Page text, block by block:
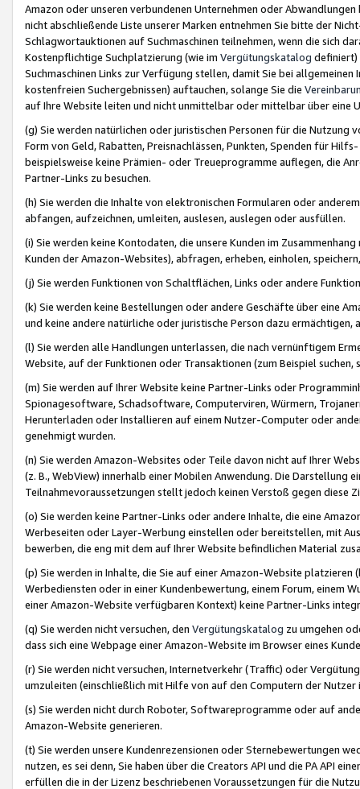
Amazon oder unseren verbundenen Unternehmen oder
nicht abschließende Liste unserer Marken entnehmen Sie bitte der
Schlagwortauktionen auf Suchmaschinen teilnehmen, wenn die sich
Kostenpflichtige Suchplatzierung (wie im Vergütungskatalog definiert)
Suchmaschinen Links zur Verfügung stellen, damit Sie bei
kostenfreien Suchergebnissen) auftauchen, solange Sie die
auf Ihre Website leiten und nicht unmittelbar oder mittelbar über eine
(g) Sie werden natürlichen oder juristischen Personen für die Nutzung
Form von Geld, Rabatten, Preisnachlässen, Punkten, Spenden für
beispielsweise keine Prämien- oder Treueprogramme auflegen, die
Partner-Links zu besuchen.
(h) Sie werden die Inhalte von elektronischen Formularen oder
abfangen, aufzeichnen, umleiten, auslesen, auslegen oder ausfüllen.
(i) Sie werden keine Kontodaten, die unsere Kunden im
Kunden der Amazon-Websites), abfragen, erheben, einholen,
(j) Sie werden Funktionen von Schaltflächen, Links oder andere
(k) Sie werden keine Bestellungen oder andere Geschäfte über eine
und keine andere natürliche oder juristische Person dazu
(l) Sie werden alle Handlungen unterlassen, die nach vernünftigem
Website, auf der Funktionen oder Transaktionen (zum Beispiel
(m) Sie werden auf Ihrer Website keine Partner-Links oder
Spionagesoftware, Schadsoftware, Computerviren, Würmern,
Herunterladen oder Installieren auf einem Nutzer-Computer oder
genehmigt wurden.
(n) Sie werden Amazon-Websites oder Teile davon nicht auf Ihrer
(z. B., WebView) innerhalb einer Mobilen Anwendung. Die Darstellung
Teilnahmevoraussetzungen stellt jedoch keinen Verstoß gegen diese
(o) Sie werden keine Partner-Links oder andere Inhalte, die eine
Werbeseiten oder Layer-Werbung einstellen oder bereitstellen, mit
bewerben, die eng mit dem auf Ihrer Website befindlichen Material
(p) Sie werden in Inhalte, die Sie auf einer Amazon-Website
Werbediensten oder in einer Kundenbewertung, einem Forum, einem
einer Amazon-Website verfügbaren Kontext) keine Partner-Links
(q) Sie werden nicht versuchen, den Vergütungskatalog zu umgehen
dass sich eine Webpage einer Amazon-Website im Browser eines
(r) Sie werden nicht versuchen, Internetverkehr (Traffic) oder
umzuleiten (einschließlich mit Hilfe von auf den Computern der
(s) Sie werden nicht durch Roboter, Softwareprogramme oder auf
Amazon-Website generieren.
(t) Sie werden unsere Kundenrezensionen oder Sternebewertungen
nutzen, es sei denn, Sie haben über die Creators API und die PA API
erfüllen die in der Lizenz beschriebenen Voraussetzungen für die